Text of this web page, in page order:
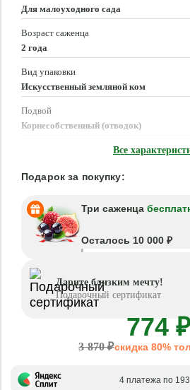
Для малоуходного сада
Возраст саженца
2 года
Вид упаковки
Искусственный земляной ком
Подвой
Корнесобственный (отводок)
Все
Подарок за покупку:
Три саженца
Осталось 10 000 ₽
Дарите близким мечту!
Подарочный сертификат
774 ₽
3 870 ₽скидка 80%
4 платежа по